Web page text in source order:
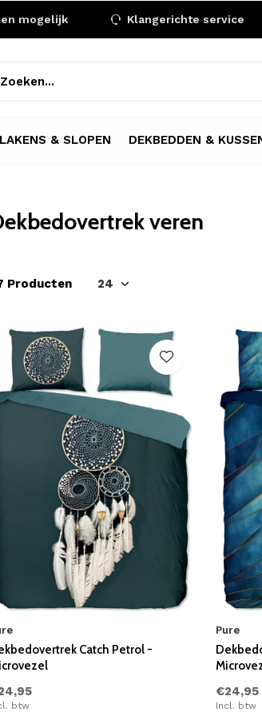
LAKENS & SLOPEN DEKBEDDEN &
mogelijk Klangerichte service
veren
Producten
Catch Petrol -
btw
Pure
€24,95
Incl. btw